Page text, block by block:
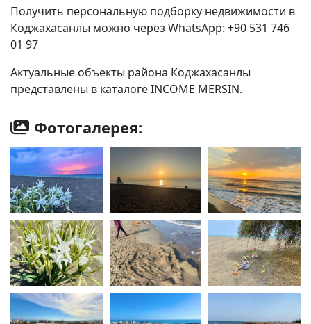
Получить персональную подборку недвижимости в
Коджахасанлы можно через WhatsApp: +90 531 746
01 97
Актуальные объекты района Коджахасанлы
представлены в каталоге INCOME MERSIN.
Фотогалерея: